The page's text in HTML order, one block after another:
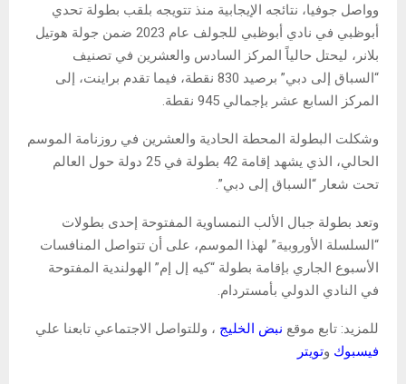
وواصل جوفيا، نتائجه الإيجابية منذ تتويجه بلقب بطولة تحدي
أبوظبي في نادي أبوظبي للجولف عام 2023 ضمن جولة هوتيل
بلانر، ليحتل حالياً المركز السادس والعشرين في تصنيف
“السباق إلى دبي” برصيد 830 نقطة، فيما تقدم براينت، إلى
المركز السابع عشر بإجمالي 945 نقطة.
وشكلت البطولة المحطة الحادية والعشرين في روزنامة الموسم
الحالي، الذي يشهد إقامة 42 بطولة في 25 دولة حول العالم
تحت شعار “السباق إلى دبي”.
وتعد بطولة جبال الألب النمساوية المفتوحة إحدى بطولات
“السلسلة الأوروبية” لهذا الموسم، على أن تتواصل المنافسات
الأسبوع الجاري بإقامة بطولة “كيه إل إم” الهولندية المفتوحة
في النادي الدولي بأمستردام.
للمزيد: تابع موقع نبض الخليج ، وللتواصل الاجتماعي تابعنا علي
فيسبوك وتويتر